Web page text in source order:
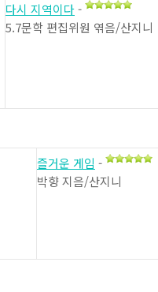
다시 지역이다-
5.7문학 편집위원 엮음/산지니
즐거운 게임 -
박향 지음/산지니